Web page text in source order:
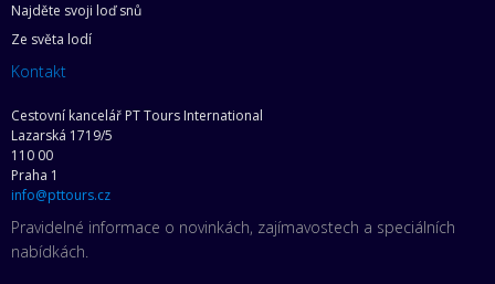
Najděte svoji loď snů
Ze světa lodí
Kontakt
Cestovní kancelář PT Tours International
Lazarská 1719/5
110 00
Praha 1
info@pttours.cz
Pravidelné informace o novinkách, zajímavostech a speciálních
nabídkách.